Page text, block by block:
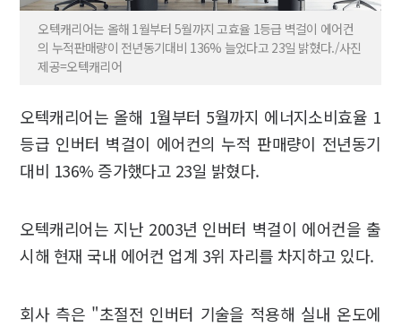
오텍캐리어는 올해 1월부터 5월까지 고효율 1등급 벽걸이 에어컨
의 누적판매량이 전년동기대비 136% 늘었다고 23일 밝혔다./사진
제공=오텍캐리어
오텍캐리어는 올해 1월부터 5월까지 에너지소비효율 1
등급 인버터 벽걸이 에어컨의 누적 판매량이 전년동기
대비 136% 증가했다고 23일 밝혔다.
오텍캐리어는 지난 2003년 인버터 벽걸이 에어컨을 출
시해 현재 국내 에어컨 업계 3위 자리를 차지하고 있다.
회사 측은 "초절전 인버터 기술을 적용해 실내 온도에